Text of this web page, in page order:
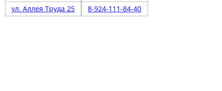
ул. Аллея Труда 25
8-924-111-84-40